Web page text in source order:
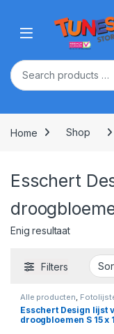
Open
Home Shop
Esschert
Enig resultaat
Filters
Alle producten,
Woonkamer
Esschert Design lijst
droogbloemen S 15 x